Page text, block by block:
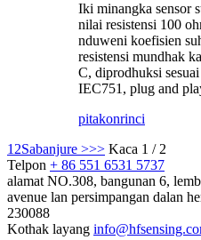
Iki minangka sensor
nilai resistensi 100
nduweni koefisien
resistensi mundhak
C, diprodhuksi
IEC751, plug and
pitakonrinci
1 2Sabanjure >>> Kaca 1 / 2
Telpon + 86 551 6531 5737
alamat NO.308, bangunan 6,
avenue lan persimpangan dalan
230088
Kothak layang